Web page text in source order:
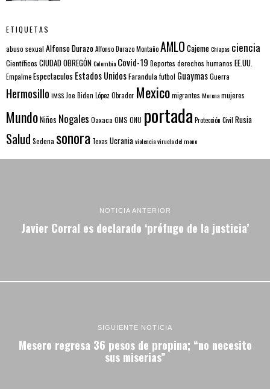
ETIQUETAS
abuso sexual Alfonso DurazoAlfonso Durazo MontañoAMLO CajemeChiapas ciencia
Científicos CIUDAD OBREGÓNColombia Covid-19 Deportes derechos humanos EE.UU.
EmpalmeEspectaculos Estados UnidosFarandulafutbol GuaymasGuerra
Hermosillo IMSS Joe Biden López Obrador Mexicomigrantes Morenamujeres
MundoNiños Nogales Oaxaca OMS ONU portada Protección Civil Rusia
Salud Sedena sonora Texas Ucraniaviolenciaviruela del mono
NOTICIA ANTERIOR
Javier Corral es declarado ‘prófugo de la justicia’
SIGUIENTE NOTICIA
Mesero regresa 36 pesos de propina; “no necesito
sus miserias”